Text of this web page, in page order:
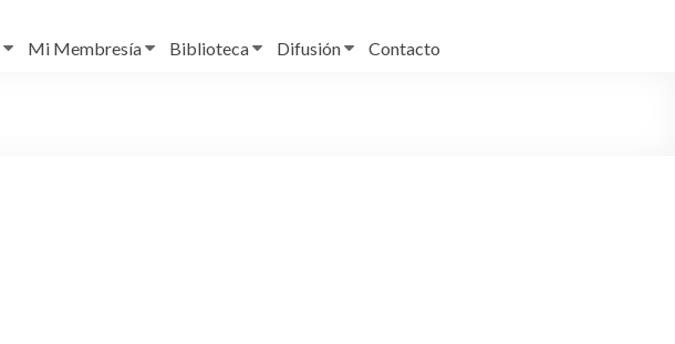
Mi Membresía Biblioteca Difusión Contacto